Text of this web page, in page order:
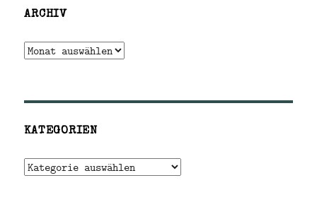
ARCHIV
Archiv
KATEGORIEN
Kategorien